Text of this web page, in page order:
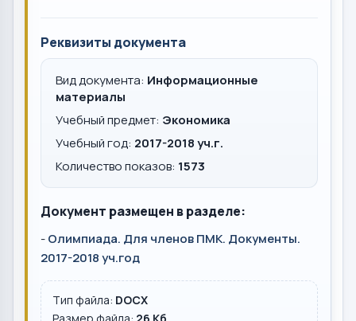
Реквизиты документа
Вид документа: Информационные
материалы
Учебный предмет: Экономика
Учебный год: 2017-2018 уч.г.
Количество показов: 1573
Документ размещен в разделе:
-Олимпиада. Для членов ПМК. Документы.
2017-2018 уч.год
Тип файла: DOCX